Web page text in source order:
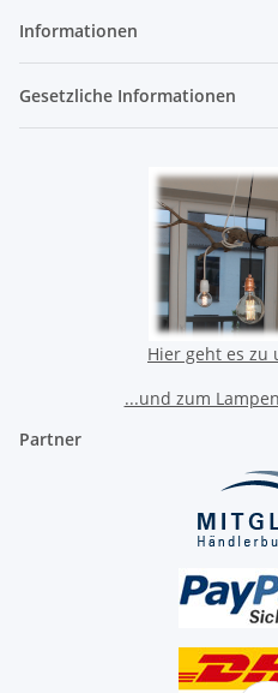
Informationen
Gesetzliche Informationen
Hier geht es zu
...und zum
Partner